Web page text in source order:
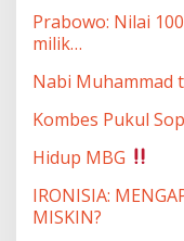
Prabowo: Nilai
milik…
Nabi Muhammad
Kombes Pukul
Hidup MBG
IRONISIA:
MISKIN?